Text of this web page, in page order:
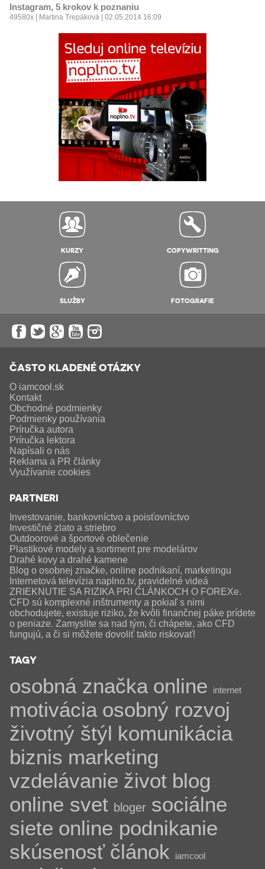
Instagram, 5 krokov k poznaniu
49580x | Martina Trepáková | 02.05.2014 16:09
KURZY COPYWRITTING
SLUŽBY FOTOGRAFIE
ČASTO KLADENÉ OTÁZKY
O iamcool.sk
Kontakt
Obchodné podmienky
Podmienky používania
Príručka autora
Príručka lektora
Napísali o nás
Reklama a PR články
Využívanie cookies
PARTNERI
Investovanie, bankovníctvo a poisťovníctvo
Investičné zlato a striebro
Outdoorové a športové oblečenie
Plastikové modely a sortiment pre modelárov
Drahé kovy a drahé kamene
Blog o osobnej značke, online podnikaní, marketingu
Internetová televízia naplno.tv, pravidelné videá
ZRIEKNUTIE SA RIZIKA PRI ČLÁNKOCH O FOREXe.
CFD sú komplexné inštrumenty a pokiaľ s nimi
obchodujete, existuje riziko, že kvôli finančnej páke prídete
o peniaze. Zamyslite sa nad tým, či chápete, ako CFD
fungujú, a či si môžete dovoliť takto riskovať!
TAGY
osobná značka online internet
motivácia osobný rozvoj
životný štýl komunikácia
biznis marketing
vzdelávanie život blog
online svet bloger sociálne
siete online podnikanie
skúsenosť článok iamcool